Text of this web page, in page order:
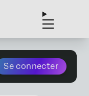
Se connecter